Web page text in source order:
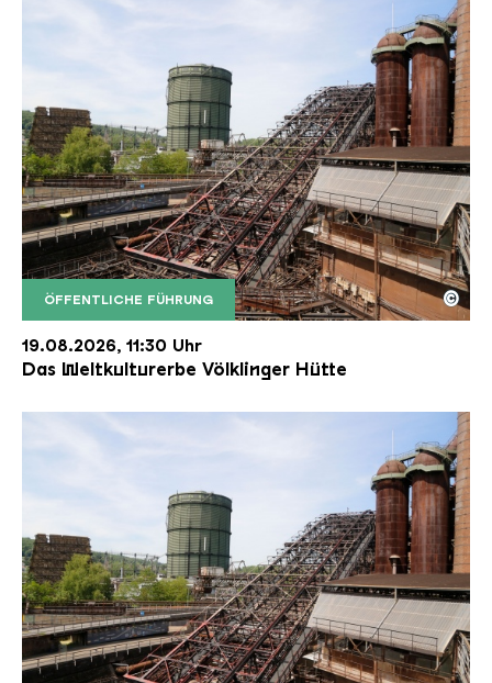
ÖFFENTLICHE FÜHRUNG
Der Erzschrägaufzug der Völklinger Hütte mit
Copyright: Weltkulturerbe Völklinger Hütte | Karl
©
19.08.2026, 11:30 Uhr
Das Weltkulturerbe Völklinger Hütte